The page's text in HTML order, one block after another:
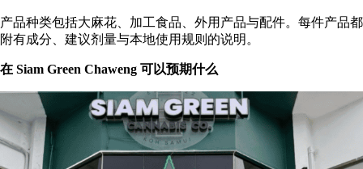
产品种类包括大麻花、加工食品、外用产品与配件。每件产品都
附有成分、建议剂量与本地使用规则的说明。
在 Siam Green Chaweng 可以预期什么